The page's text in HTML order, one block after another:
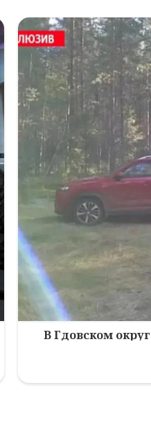
В Гдовском